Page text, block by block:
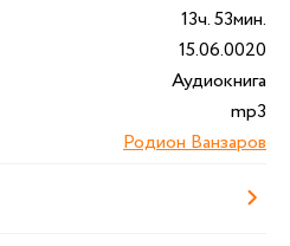
13ч. 53мин.
15.06.0020
Аудиокнига
mp3
Родион Ванзаров